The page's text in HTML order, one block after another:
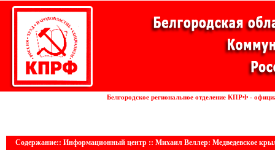
Белгородское региональное отделение КПРФ -
Содержание:: Информационный центр :: Михаил Веллер: Медведевское